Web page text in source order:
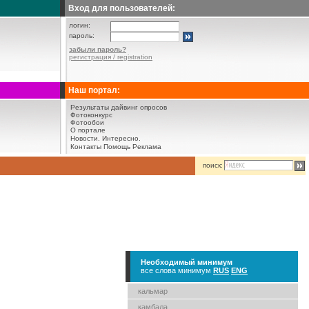
Вход для пользователей:
логин:
пароль:
забыли пароль?
регистрация / registration
Наш портал:
Результаты дайвинг опросов
Фотоконкурс
Фотообои
О портале
Новости.
Интересно.
Контакты Помощь Реклама
поиск:
Необходимый минимум
все слова минимум RUS ENG
кальмар
камбала